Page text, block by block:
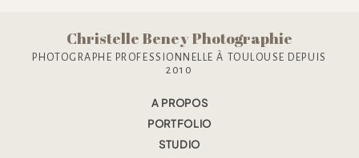
Christelle Beney Photographie
PHOTOGRAPHE PROFESSIONNELLE À TOULOUSE DEPUIS
2010
A PROPOS
PORTFOLIO
STUDIO